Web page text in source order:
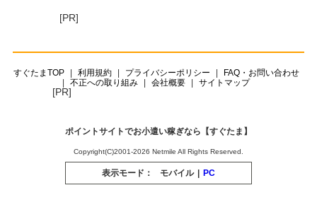
[PR]
すぐたまTOP 利用規約 プライバシーポリシー
FAQ・お問い合わせ
不正への取り組み
会社概要 サイトマップ
[PR]
ポイントサイトでお小遣い稼ぎなら【すぐたま】
Copyright(C)2001-2026 Netmile All Rights Reserved.
表示モード： モバイル | PC